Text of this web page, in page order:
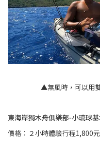
▲無風時，可以用
東海岸獨木舟俱樂部-小琉球
價格：２小時體驗行程1,800